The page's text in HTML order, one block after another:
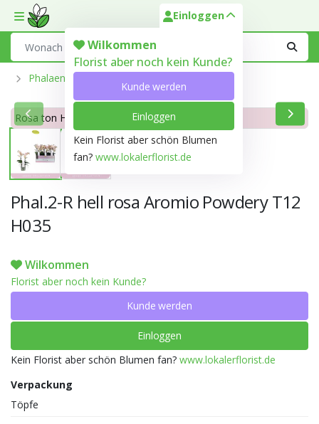
Toggle mobile menu
Einloggen
Wilkommen
Florist aber noch kein Kunde?
Kunde werden
Einloggen
Kein Florist aber schön Blumen
fan? www.lokalerflorist.de
Phalaenopsis Aus Der Optiflor-Gärtnerei
Rosa ton Hell rosa 69C
Phal.2-R hell rosa Aromio Powdery T12
H035
Wilkommen
Florist aber noch kein Kunde?
Kunde werden
Einloggen
Kein Florist aber schön Blumen fan? www.lokalerflorist.de
Verpackung
Töpfe